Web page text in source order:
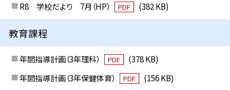
R8 学校だより 7月（HP） PDF (382 KB)
教育課程
年間指導計画（3年理科） PDF
(378 KB)
年間指導計画（3年保健体育）
PDF
(156 KB)